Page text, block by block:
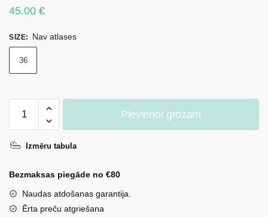
45.00 €
SIZE: Nav atlases
36
plakanās
Big
NN274078
Bēšas
daudzums
Pievienot grozam
Izmēru tabula
Bezmaksas piegāde no €80
Naudas atdošanas garantija.
Ērta preču atgriešana